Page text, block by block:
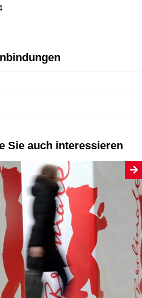
Sie auch interessieren